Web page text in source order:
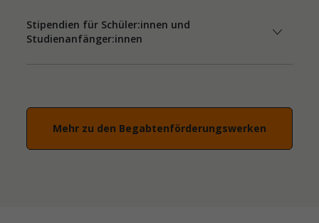
Stipendien für Schüler:innen und
Studienanfänger:innen
Mehr zu den Begabtenförderungswerken